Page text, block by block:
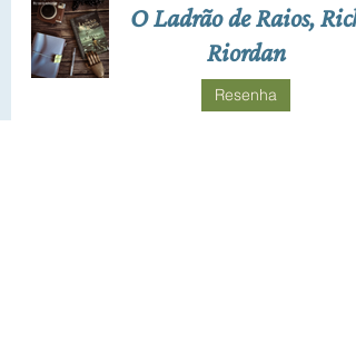
O Ladrão de Raios, Rick
Riordan
Resenha